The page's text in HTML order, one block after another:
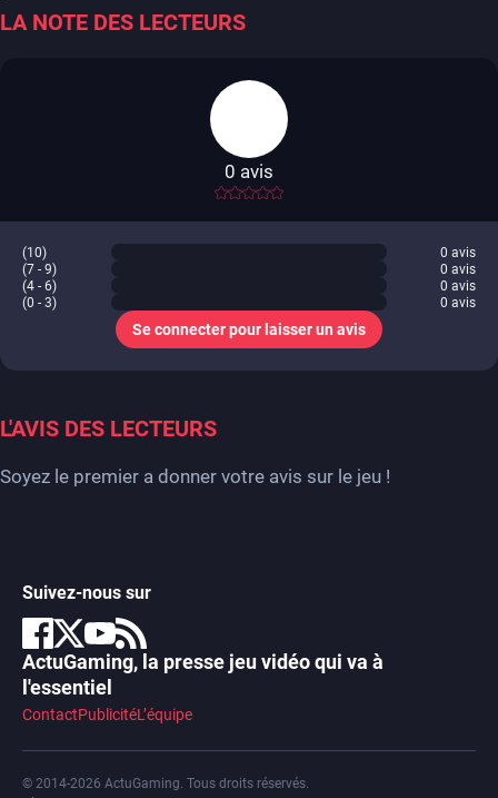
LA NOTE DES LECTEURS
-
0 avis
(10) 0 avis
(7 - 9)
0 avis
(4 - 6)
0 avis
(0 - 3)
0 avis
Se connecter pour laisser un avis
L'AVIS DES LECTEURS
Soyez le premier a donner votre avis sur le jeu !
Suivez-nous sur
ActuGaming, la presse jeu vidéo qui va à
l'essentiel
ContactPublicitéL’équipe
© 2014-2026 ActuGaming. Tous droits réservés.